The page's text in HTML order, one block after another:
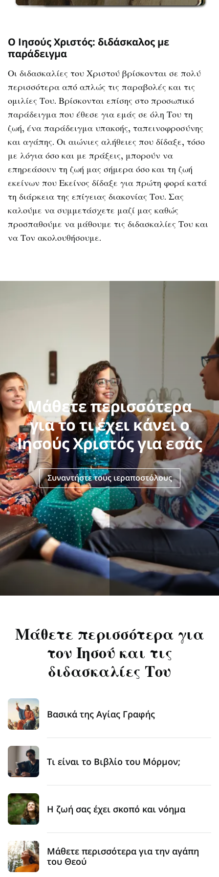
Ο Ιησούς Χριστός: διδάσκαλος με
παράδειγμα
Οι διδασκαλίες του Χριστού βρίσκονται σε πολύ
περισσότερα από απλώς τις παραβολές και τις
ομιλίες Του. Βρίσκονται επίσης στο προσωπικό
παράδειγμα που έθεσε για εμάς σε όλη Του τη
ζωή, ένα παράδειγμα υπακοής, ταπεινοφροσύνης
και αγάπης. Οι αιώνιες αλήθειες που δίδαξε, τόσο
με λόγια όσο και με πράξεις, μπορούν να
επηρεάσουν τη ζωή μας σήμερα όσο και τη ζωή
εκείνων που Εκείνος δίδαξε για πρώτη φορά κατά
τη διάρκεια της επίγειας διακονίας Του. Σας
καλούμε να συμμετάσχετε μαζί μας καθώς
προσπαθούμε να μάθουμε τις διδασκαλίες Του και
να Τον ακολουθήσουμε.
Μάθετε περισσότερα
για το τι έχει κάνει ο
Ιησούς Χριστός για εσάς
Συναντήστε τους ιεραποστόλους
Μάθετε περισσότερα για
τον Ιησού και τις
διδασκαλίες Του
Βασικά της Αγίας Γραφής
Τι είναι το Βιβλίο του Μόρμον;
Η ζωή σας έχει σκοπό και νόημα
Μάθετε περισσότερα για την αγάπη
του Θεού